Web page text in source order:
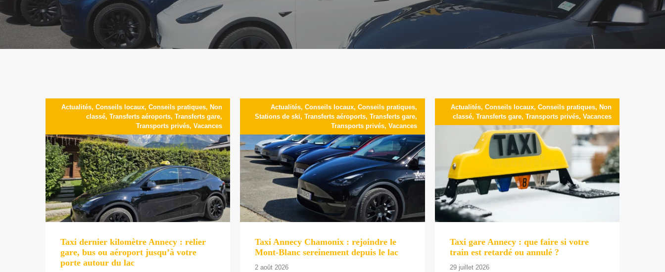
Actualités,Conseils locaux,Conseils pratiques, Non
classé,Transferts aéroports,Transferts gare,
Transports privés,Vacances
Taxi dernier kilomètre Annecy : relier
gare, bus ou aéroport jusqu’à votre
porte autour du lac
Actualités, Conseils locaux, Conseils pratiques,
Stations de ski, Transferts aéroports, Transferts gare,
Transports privés, Vacances
Taxi Annecy Chamonix : rejoindre le
Mont-Blanc sereinement depuis le lac
2 août 2026
Actualités, Conseils locaux, Conseils pratiques, Non
classé, Transferts gare, Transports privés, Vacances
Taxi gare Annecy : que faire si votre
train est retardé ou annulé ?
29 juillet 2026